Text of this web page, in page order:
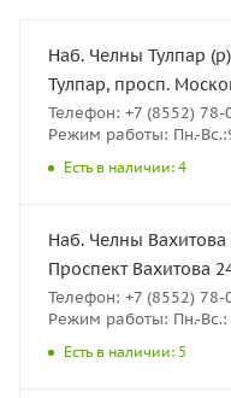
Наб. Челны Тулпар
Тулпар, просп.
Телефон: +7 (8552) 78-
Режим работы: Пн.-
Есть в наличии: 4
Наб. Челны
Проспект Вахитова
Телефон: +7 (8552) 78-
Режим работы: Пн.-Вс.:
Есть в наличии: 5